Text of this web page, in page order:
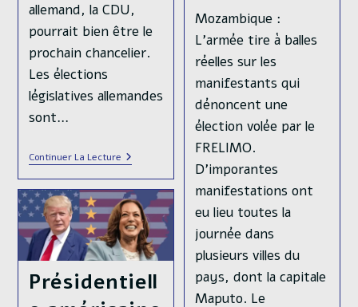
allemand, la CDU,
pourrait bien être le
prochain chancelier.
Les élections
législatives allemandes
sont…
Continuer La LectureAllemagne
:
Entre
Merz
Et
Scholz,
Deux
Visions
Qui
S’entrechoquent
Avant
Mozambique :
L'armée tire à balles
réelles sur les
manifestants qui
dénoncent une
élection volée par le
FRELIMO.
D'imporantes
manifestations ont
eu lieu toutes la
journée dans
plusieurs villes du
pays, dont la capitale
Maputo. Le
Présidentiell